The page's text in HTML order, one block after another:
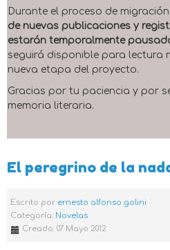
Durante el proceso de
de nuevas publicaciones y
estarán temporalmente
seguirá disponible para lectura
nueva etapa del proyecto.
Gracias por tu paciencia y por
memoria literaria.
El peregrino de la
Escrito por ernesto alfonso golini
Categoría: Novelas
Creado: 07 Mayo 2012